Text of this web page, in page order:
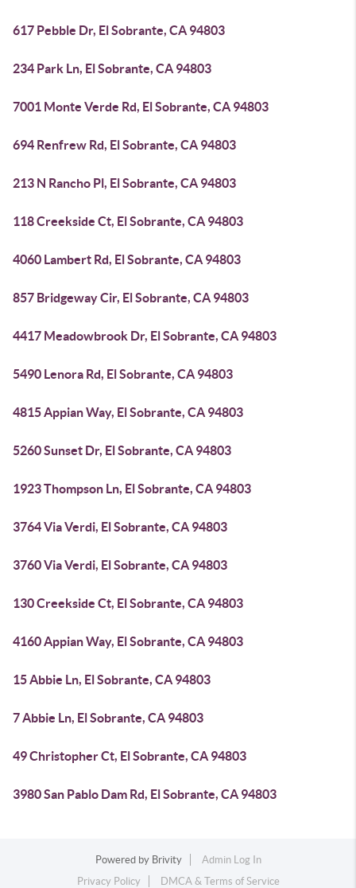
617 Pebble Dr, El Sobrante, CA 94803
234 Park Ln, El Sobrante, CA 94803
7001 Monte Verde Rd, El Sobrante, CA 94803
694 Renfrew Rd, El Sobrante, CA 94803
213 N Rancho Pl, El Sobrante, CA 94803
118 Creekside Ct, El Sobrante, CA 94803
4060 Lambert Rd, El Sobrante, CA 94803
857 Bridgeway Cir, El Sobrante, CA 94803
4417 Meadowbrook Dr, El Sobrante, CA 94803
5490 Lenora Rd, El Sobrante, CA 94803
4815 Appian Way, El Sobrante, CA 94803
5260 Sunset Dr, El Sobrante, CA 94803
1923 Thompson Ln, El Sobrante, CA 94803
3764 Via Verdi, El Sobrante, CA 94803
3760 Via Verdi, El Sobrante, CA 94803
130 Creekside Ct, El Sobrante, CA 94803
4160 Appian Way, El Sobrante, CA 94803
15 Abbie Ln, El Sobrante, CA 94803
7 Abbie Ln, El Sobrante, CA 94803
49 Christopher Ct, El Sobrante, CA 94803
3980 San Pablo Dam Rd, El Sobrante, CA 94803
Powered by Brivity
Admin Log In
Privacy Policy
DMCA & Terms of Service